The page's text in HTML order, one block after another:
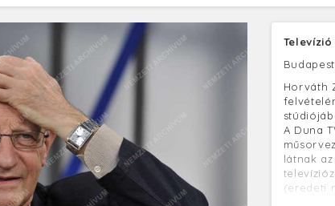
Budapest,
Horváth
A Duna
látnak
(eredeti